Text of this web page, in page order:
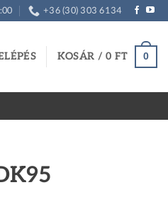
+36 (30) 303 6134
KOSÁR /0 FT 0